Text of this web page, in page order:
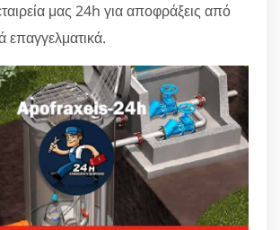
μας 24h για αποφράξεις από
επαγγελματικά.